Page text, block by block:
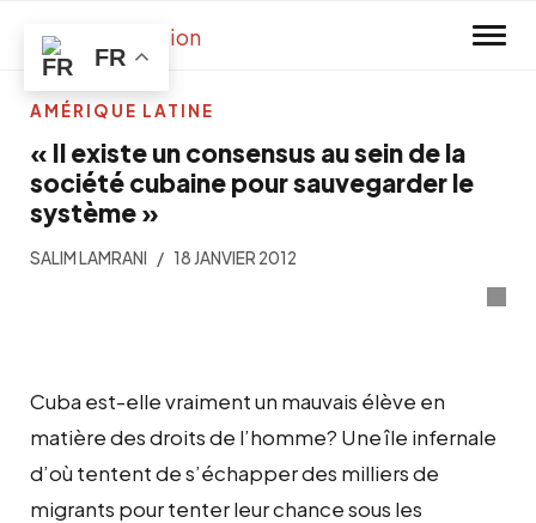
« Il existe un consensus au sein de la
société cubaine pour sauvegarder le
système »
SALIM LAMRANI 18 JANVIER 2012
Cuba est-elle vraiment un mauvais élève en
matière des droits de l’homme? Une île infernale
d’où tentent de s’échapper des milliers de
migrants pour tenter leur chance sous les
AMÉRIQUE LATINE
FR